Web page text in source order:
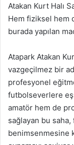
Atakan Kurt Halı
Hem fiziksel hem
burada yapılan
Atapark Atakan
vazgeçilmez bir
profesyonel
futbolseverlere
amatör hem de
sağlayan bu
benimsenmesine